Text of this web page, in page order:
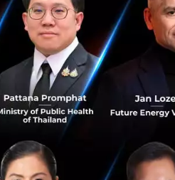
อยากแบกต้นทุนพนักงานประจำ
านแบบเดิมอีกต่อไป พวกเขา
ชีวิต และอยากเป็นเจ้าของผล
รงสร้างหลักของแรงงานใน